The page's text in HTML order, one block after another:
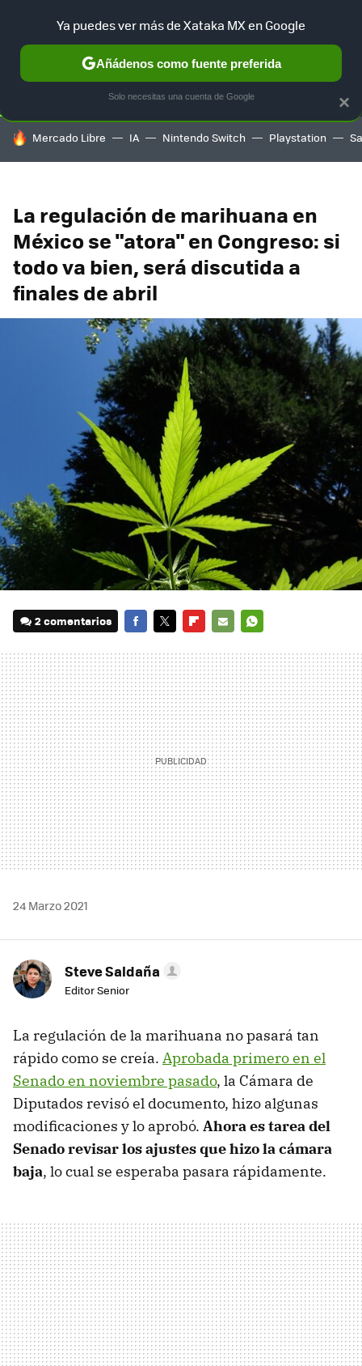
SELECCIÓN GAMING HOME AUTO TERRITORIO
HOY SE HABLA DE
Mercado Libre IA Nintendo Switch Playstation
La regulación de marihuana en
México se "atora" en Congreso: si
todo va bien, será discutida a
finales de abril
2 comentarios
MAIL
24 Marzo 2021
Steve Saldaña
Editor Senior
La regulación de la marihuana no pasará tan
rápido como se creía. Aprobada primero en el
Senado en noviembre pasado, la Cámara de
Diputados revisó el documento, hizo algunas
modificaciones y lo aprobó. Ahora es tarea del
Senado revisar los ajustes que hizo la cámara
baja, lo cual se esperaba pasara rápidamente.
×
Ya puedes ver más de Xataka MX en Google
Añádenos como fuente preferida
Solo necesitas una cuenta de Google